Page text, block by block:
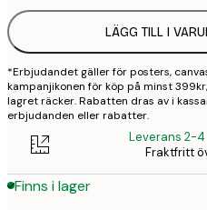
LÄGG TILL I
*Erbjudandet gäller för posters,
kampanjikonen för köp på minst
lagret räcker. Rabatten dras av i
erbjudanden eller rabatter.
Leverans 2-
Fraktfritt
Finns i lager